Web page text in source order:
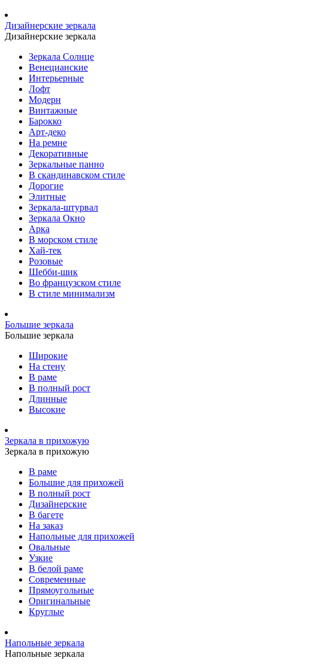
Дизайнерские зеркала
Дизайнерские зеркала
Зеркала Солнце
Венецианские
Интерьерные
Лофт
Модерн
Винтажные
Барокко
Арт-деко
На ремне
Декоративные
Зеркальные панно
В скандинавском стиле
Дорогие
Элитные
Зеркала-штурвал
Зеркала Окно
Арка
В морском стиле
Хай-тек
Розовые
Шебби-шик
Во французском стиле
В стиле минимализм
Большие зеркала
Большие зеркала
Широкие
На стену
В раме
В полный рост
Длинные
Высокие
Зеркала в прихожую
Зеркала в прихожую
В раме
Большие для прихожей
В полный рост
Дизайнерские
В багете
На заказ
Напольные для прихожей
Овальные
Узкие
В белой раме
Современные
Прямоугольные
Оригинальные
Круглые
Напольные зеркала
Напольные зеркала